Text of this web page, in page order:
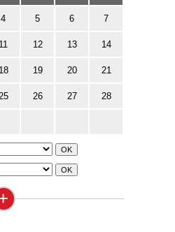
4 5 6 7
11 12 13 14
18 19 20 21
26 27 28